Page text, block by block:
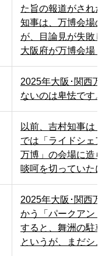
た旨の報道がされた
知事は、万博会場の
が、目論見が失敗し
大阪府が万博会場・
2025年大阪･関西万
ないのは卑怯です。
以前、吉村知事は
では「ライドシェア
万博」の会場に造ら
啖呵を切っていたに
2025年大阪･関西万
かう「パークアンド
すると、舞洲の駐車
というが、まだシュ